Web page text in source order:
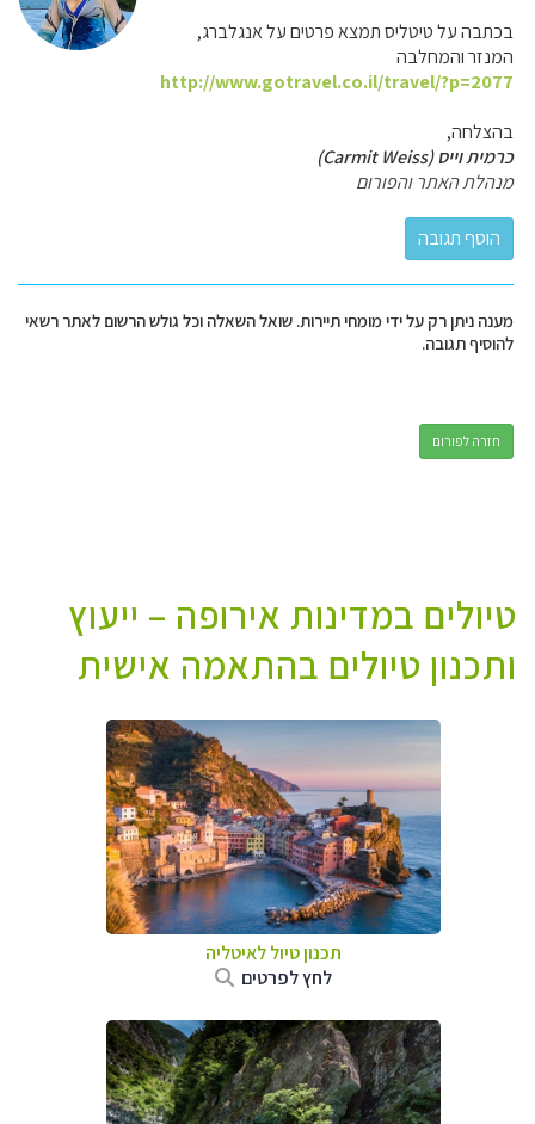
בכתבה על טיטליס תמצא פרטים על אנגלברג,
המנזר והמחלבה
http://www.gotravel.co.il/travel/?p=2077
בהצלחה,
כרמית וייס (Carmit Weiss)
מנהלת האתר והפורום
מענה ניתן רק על ידי מומחי תיירות. שואל השאלה וכל גולש הרשום לאתר רשאי
להוסיף תגובה.
חזרה לפורום
טיולים במדינות אירופה – ייעוץ
ותכנון טיולים בהתאמה אישית
תכנון טיול לאיטליה
לחץ לפרטים